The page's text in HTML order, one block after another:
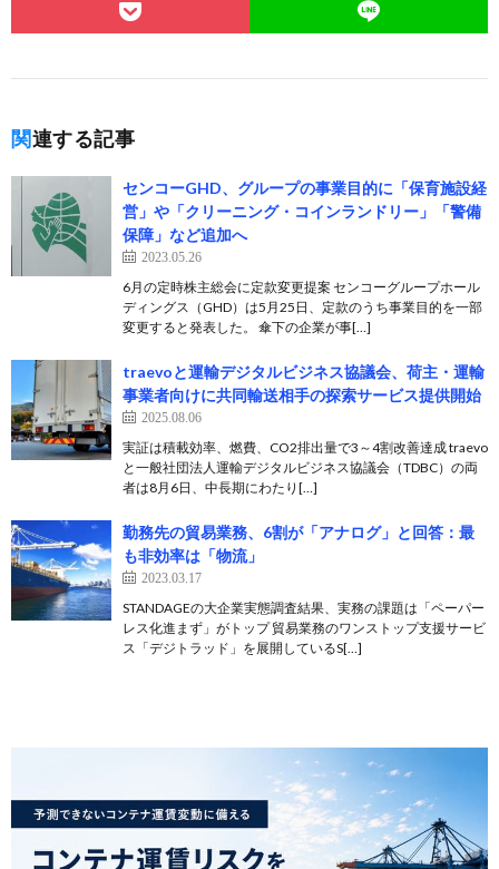
関連する記事
センコーGHD、グループの事業目的に「保育施設経
営」や「クリーニング・コインランドリー」「警備
保障」など追加へ
2023.05.26
6月の定時株主総会に定款変更提案 センコーグループホール
ディングス（GHD）は5月25日、定款のうち事業目的を一部
変更すると発表した。 傘下の企業が事[…]
traevoと運輸デジタルビジネス協議会、荷主・運輸
事業者向けに共同輸送相手の探索サービス提供開始
2025.08.06
実証は積載効率、燃費、CO2排出量で3～4割改善達成 traevo
と一般社団法人運輸デジタルビジネス協議会（TDBC）の両
者は8月6日、中長期にわたり[…]
勤務先の貿易業務、6割が「アナログ」と回答：最
も非効率は「物流」
2023.03.17
STANDAGEの大企業実態調査結果、実務の課題は「ペーパー
レス化進まず」がトップ 貿易業務のワンストップ支援サービ
ス「デジトラッド」を展開しているS[…]